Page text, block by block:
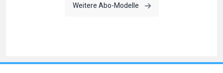
Weitere Abo-Modelle